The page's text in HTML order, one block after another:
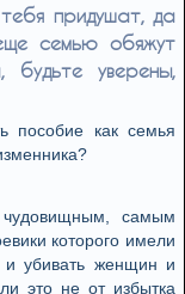
придушат, да
семью обяжут
будьте уверены,
пособие как семья
самым
которого имели
и убивать женщин и
это не от избытка